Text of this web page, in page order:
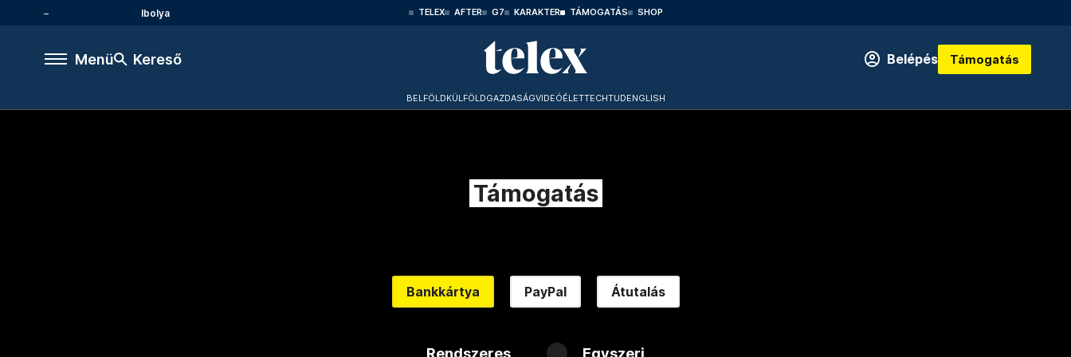
Ibolya TELEX AFTER G7 KARAKTER TÁMOGATÁS SHOP
Menü Kereső Belépés Támogatás
BELFÖLDKÜLFÖLDGAZDASÁGVIDEÓÉLETTECHTUDENGLISH
Támogatás
Bankkártya PayPal Átutalás
Rendszeres Egyszeri